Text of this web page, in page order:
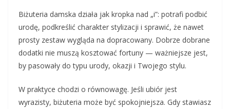
Biżuteria damska działa jak kropka nad „i”: potrafi podbić
urodę, podkreślić charakter stylizacji i sprawić, że nawet
prosty zestaw wygląda na dopracowany. Dobrze dobrane
dodatki nie muszą kosztować fortuny — ważniejsze jest,
by pasowały do typu urody, okazji i Twojego stylu.
W praktyce chodzi o równowagę. Jeśli ubiór jest
wyrazisty, biżuteria może być spokojniejsza. Gdy stawiasz